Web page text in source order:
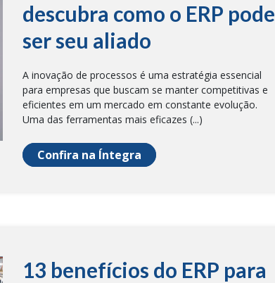
descubra como o ERP pode
ser seu aliado
A inovação de processos é uma estratégia essencial
para empresas que buscam se manter competitivas e
eficientes em um mercado em constante evolução.
Uma das ferramentas mais eficazes (...)
Confira na Íntegra
13 benefícios do ERP para